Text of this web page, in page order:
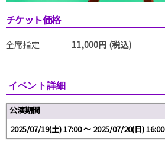
チケット価格
全席指定 11,000円 (税込)
イベント詳細
公演期間
2025/07/19(土) 17:00 〜 2025/07/20(日) 16:00